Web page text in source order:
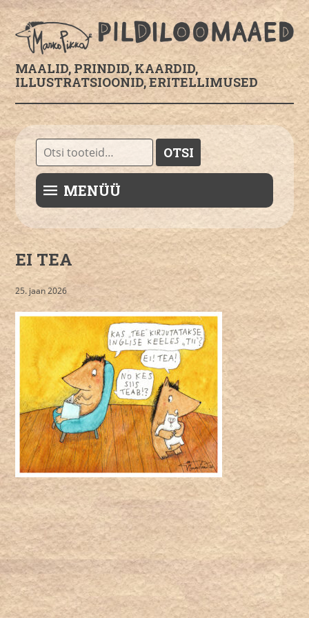
MAALID, PRINDID, KAARDID,
ILLUSTRATSIOONID, ERITELLIMUSED
Otsi: OTSI
MENÜÜ
EI TEA
25. jaan 2026